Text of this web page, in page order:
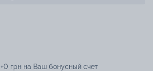
+0 грн на Ваш бонусный счет